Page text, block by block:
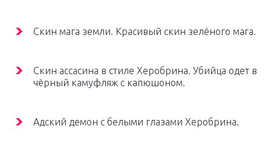
Скин мага земли. Красивый скин зелёного мага.
Скин ассасина в стиле Херобрина. Убийца одет в
чёрный камуфляж с капюшоном.
Адский демон с белыми глазами Херобрина.